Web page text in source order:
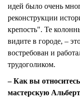
идей было очень
реконструкции
крепость". Те
видите в городе, –
востребован и
трудоголиком.
– Как вы
мастерскую